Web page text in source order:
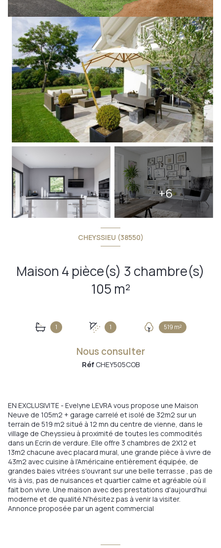
+6
CHEYSSIEU (38550)
Maison 4 pièce(s) 3 chambre(s)
105 m²
1 1 519 m²
Nous consulter
Réf CHEY505COB
EN EXCLUSIVITE - Evelyne LEVRA vous propose une Maison
Neuve de 105m2 + garage carrelé et isolé de 32m2 sur un
terrain de 519 m2 situé à 12 mn du centre de vienne, dans le
village de Cheyssieu à proximité de toutes les commodités
dans un Ecrin de verdure. Elle offre 3 chambres de 2X12 et
13m2 chacune avec placard mural, une grande pièce à vivre de
43m2 avec cuisine à l'Américaine entièrement équipée, de
grandes baies vitrées s'ouvrant sur une belle terrasse , pas de
vis à vis, pas de nuisances et quartier calme et agréable où il
fait bon vivre. Une maison avec des prestations d'aujourd'hui
moderne et de qualité.N'hésitez pas à venir la visiter.
Annonce proposée par un agent commercial